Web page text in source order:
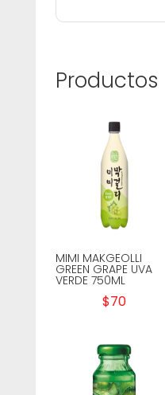
MIMI MAKGEOLLI
GREEN GRAPE UVA
VERDE 750ML
$70